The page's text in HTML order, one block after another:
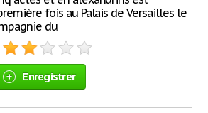
fois au Palais de Versailles le
du
Enregistrer